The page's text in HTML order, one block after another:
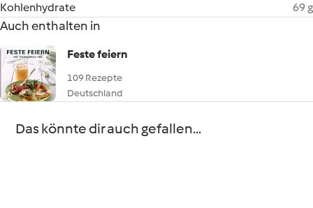
Kohlenhydrate
69 g
Auch enthalten in
Feste feiern
109 Rezepte
Deutschland
Das könnte dir auch gefallen...